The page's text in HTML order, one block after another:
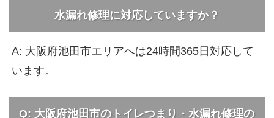
水漏れ修理に対応していますか？
A: 大阪府池田市エリアへは24時間365日対応して
います。
Q: 大阪府池田市のトイレつまり・水漏れ修理の